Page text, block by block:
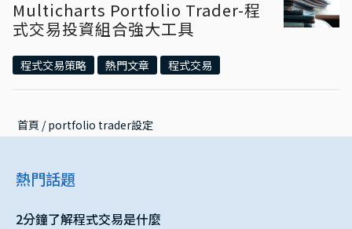
Multicharts Portfolio Trader-程
式交易投資組合強大工具
程式交易策略 熱門文章 程式交易
首頁 / portfolio trader設定
熱門話題
2分鐘了解程式交易是什麼